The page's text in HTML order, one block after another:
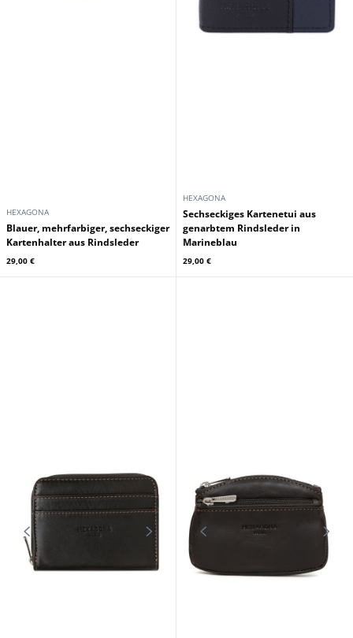
HEXAGONA
Blauer, mehrfarbiger, sechseckiger
Kartenhalter aus Rindsleder
29,00 €
HEXAGONA
Sechseckiges Kartenetui aus
genarbtem Rindsleder in
Marineblau
29,00 €